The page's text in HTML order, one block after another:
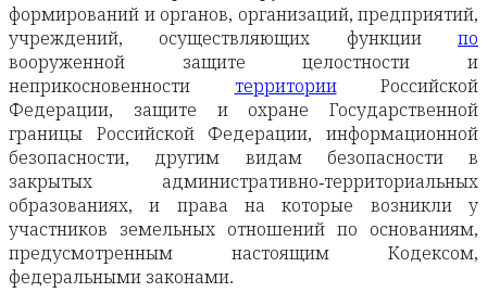
формирований и органов, организаций, предприятий,
учреждений, осуществляющих функции по
вооруженной защите целостности и
неприкосновенности территорииРоссийской
Федерации, защите и охране Государственной
границы Российской Федерации, информационной
безопасности, другим видам безопасности в
закрытых административно-территориальных
образованиях, и права на которые возникли у
участников земельных отношений по основаниям,
предусмотренным настоящим Кодексом,
федеральными законами.